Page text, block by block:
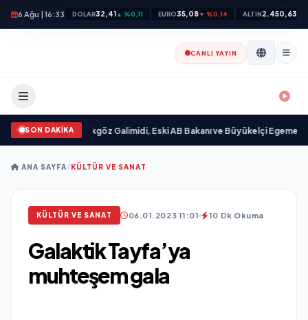
6 Ağu | 16:33 DOLAR32,41▲ %0,11 EURO35,08▼ %0,14 ALTIN2.450,63
CANLI YAYIN
SON DAKİKA
Ali Emre Açıkgöz Galimidi, Eski AB Bakanı ve Büyükelçi Egemen Bağış
ANA SAYFA/KÜLTÜR VE SANAT
KÜLTÜR VE SANAT 06.01.2023 11:01 10 Dk Okuma
Galaktik Tayfa’ya
muhteşem gala